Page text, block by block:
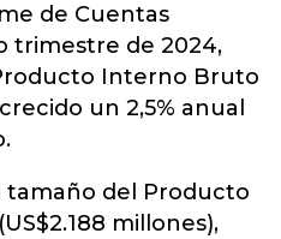
de Cuentas
trimestre de 2024,
Interno Bruto
un 2,5% anual
tamaño del Producto
millones),